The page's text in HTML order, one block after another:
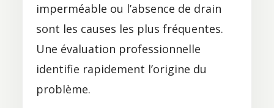
imperméable ou l’absence de drain
sont les causes les plus fréquentes.
Une évaluation professionnelle
identifie rapidement l’origine du
problème.